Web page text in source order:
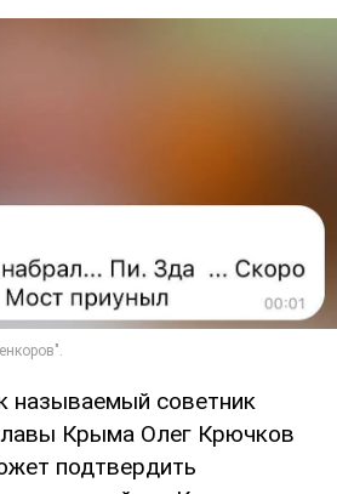
называемый советник
Крыма Олег Крючков
подтвердить